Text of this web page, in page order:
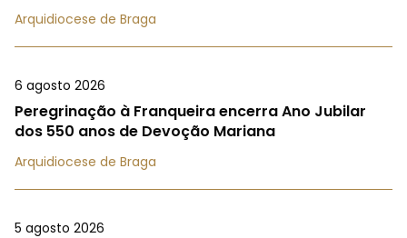
Arquidiocese de Braga
6 agosto 2026
Peregrinação à Franqueira encerra Ano Jubilar
dos 550 anos de Devoção Mariana
Arquidiocese de Braga
5 agosto 2026